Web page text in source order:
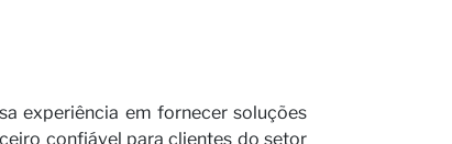
experiência em fornecer soluções
confiável para clientes do setor